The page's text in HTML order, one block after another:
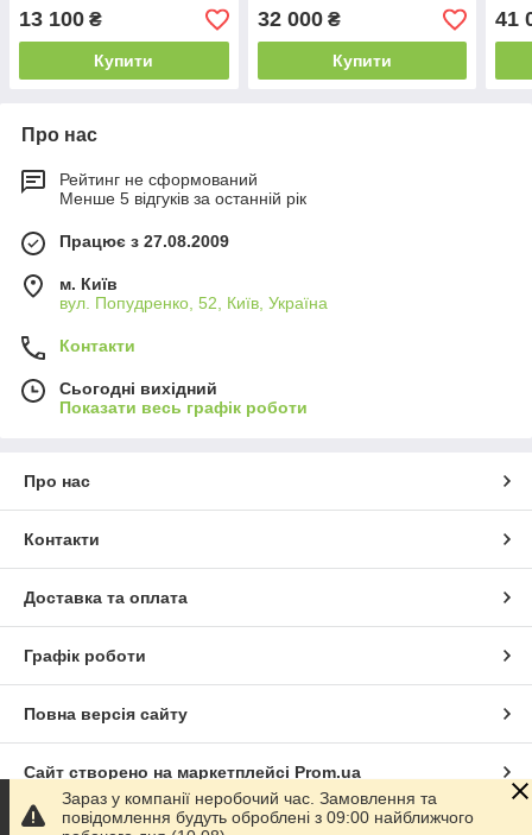
13 100 ₴
Купити
32 000₴
Купити
41
Про нас
Рейтинг не сформований
Менше 5 відгуків за останній рік
Працює з 27.08.2009
м. Київ
вул. Попудренко, 52, Київ, Україна
Контакти
Сьогодні вихідний
Показати весь графік роботи
Про нас
Контакти
Доставка та оплата
Графік роботи
Повна версія сайту
Сайт створено на маркетплейсі Prom.ua
Політика конфіденційності
Зараз у компанії неробочий час. Замовлення та
повідомлення будуть оброблені з 09:00 найближчого